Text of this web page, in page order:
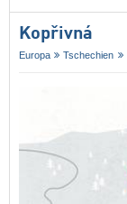
Kopřivná
Europa Tschechien